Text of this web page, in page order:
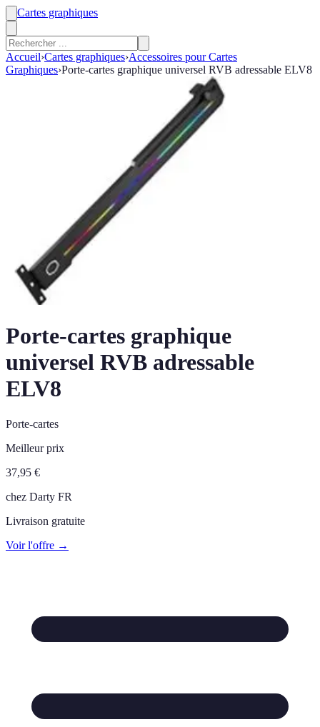
Cartes graphiques
Accueil›Cartes graphiques›Accessoires pour Cartes
Graphiques›Porte-cartes graphique universel RVB adressable ELV8
Porte-cartes graphique
universel RVB adressable
ELV8
Porte-cartes
Meilleur prix
37,95 €
chez Darty FR
Livraison gratuite
Voir l'offre →